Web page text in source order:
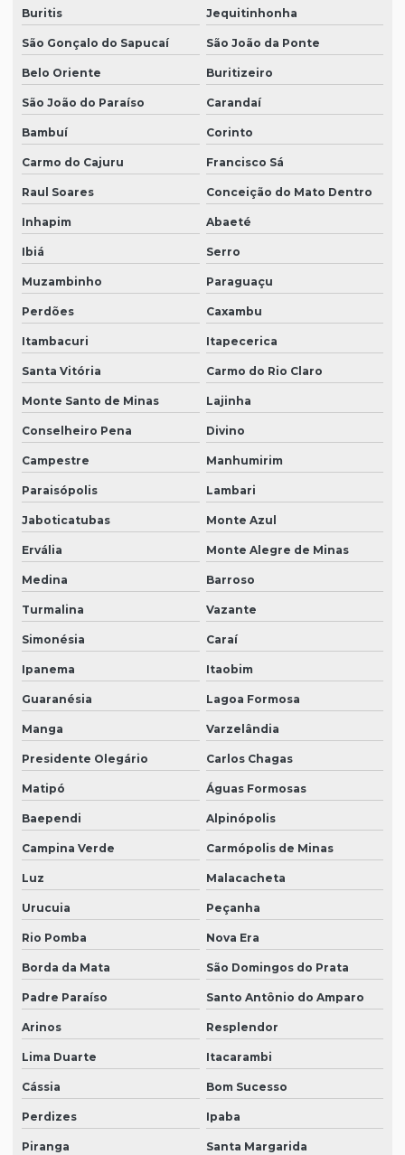
Buritis Jequitinhonha
São Gonçalo do Sapucaí São João da Ponte
Belo Oriente Buritizeiro
São João do Paraíso Carandaí
Bambuí Corinto
Carmo do Cajuru Francisco Sá
Raul Soares Conceição do Mato Dentro
Inhapim Abaeté
Ibiá Serro
Muzambinho Paraguaçu
Perdões Caxambu
Itambacuri Itapecerica
Santa Vitória Carmo do Rio Claro
Monte Santo de Minas Lajinha
Conselheiro Pena Divino
Campestre Manhumirim
Paraisópolis Lambari
Jaboticatubas Monte Azul
Ervália Monte Alegre de Minas
Medina Barroso
Turmalina Vazante
Simonésia Caraí
Ipanema Itaobim
Guaranésia Lagoa Formosa
Manga Varzelândia
Presidente Olegário Carlos Chagas
Matipó Águas Formosas
Baependi Alpinópolis
Campina Verde Carmópolis de Minas
Luz Malacacheta
Urucuia Peçanha
Rio Pomba Nova Era
Borda da Mata São Domingos do Prata
Padre Paraíso Santo Antônio do Amparo
Arinos Resplendor
Lima Duarte Itacarambi
Cássia Bom Sucesso
Perdizes Ipaba
Piranga Santa Margarida